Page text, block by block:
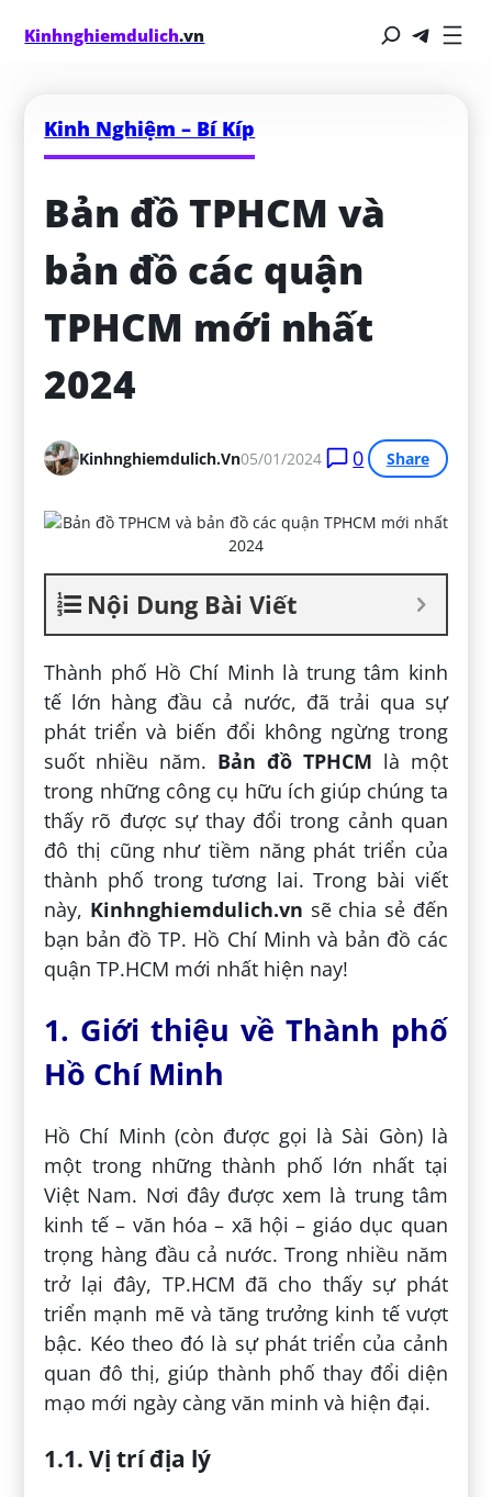
Kinhnghiemdulich.vn
Kinh Nghiệm – Bí Kíp
Bản đồ TPHCM và
bản đồ các quận
TPHCM mới nhất
2024
Kinhnghiemdulich.vn05/01/2024 0 Share
Nội Dung Bài Viết
Thành phố Hồ Chí Minh là trung tâm kinh
tế lớn hàng đầu cả nước, đã trải qua sự
phát triển và biến đổi không ngừng trong
suốt nhiều năm. Bản đồ TPHCM là một
trong những công cụ hữu ích giúp chúng ta
thấy rõ được sự thay đổi trong cảnh quan
đô thị cũng như tiềm năng phát triển của
thành phố trong tương lai. Trong bài viết
này, Kinhnghiemdulich.vn sẽ chia sẻ đến
bạn bản đồ TP. Hồ Chí Minh và bản đồ các
quận TP.HCM mới nhất hiện nay!
1. Giới thiệu về Thành phố
Hồ Chí Minh
Hồ Chí Minh (còn được gọi là Sài Gòn) là
một trong những thành phố lớn nhất tại
Việt Nam. Nơi đây được xem là trung tâm
kinh tế – văn hóa – xã hội – giáo dục quan
trọng hàng đầu cả nước. Trong nhiều năm
trở lại đây, TP.HCM đã cho thấy sự phát
triển mạnh mẽ và tăng trưởng kinh tế vượt
bậc. Kéo theo đó là sự phát triển của cảnh
quan đô thị, giúp thành phố thay đổi diện
mạo mới ngày càng văn minh và hiện đại.
1.1. Vị trí địa lý